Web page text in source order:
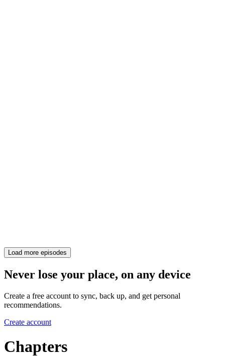
Load more episodes
Never lose your place, on any device
Create a free account to sync, back up, and get personal
recommendations.
Create account
Chapters